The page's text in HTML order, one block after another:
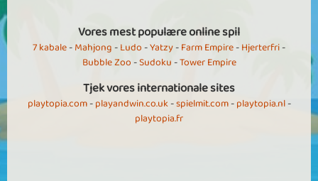
Vores mest populære online spil
7 kabale-Mahjong-Ludo-Yatzy-Farm Empire-Hjerterfri-
Bubble Zoo-Sudoku-Tower Empire
Tjek vores internationale sites
playtopia.com-playandwin.co.uk-spielmit.com-playtopia.nl-
playtopia.fr